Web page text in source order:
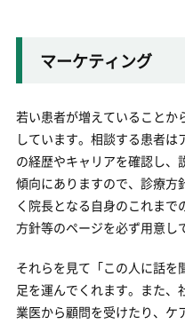
マーケティング
若い患者が増えていることか
しています。相談する患者
の経歴やキャリアを確認し、
傾向にありますので、診療方
く院長となる自身のこれま
方針等のページを必ず用意し
それらを見て「この人に話
足を運んでくれます。また
業医から顧問を受けたり、ケ